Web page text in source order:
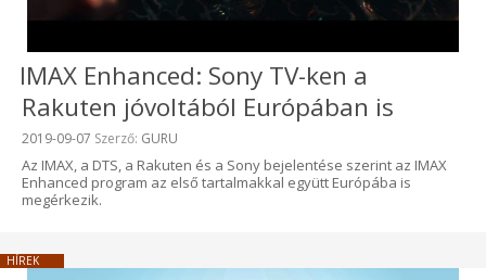
IMAX Enhanced: Sony TV-ken a
Rakuten jóvoltából Európában is
Beküldve:
2019-09-07 Szerző: GURU
Az IMAX, a DTS, a Rakuten és a Sony bejelentése szerint az IMAX
Enhanced program az első tartalmakkal együtt Európába is
megérkezik.
HÍREK